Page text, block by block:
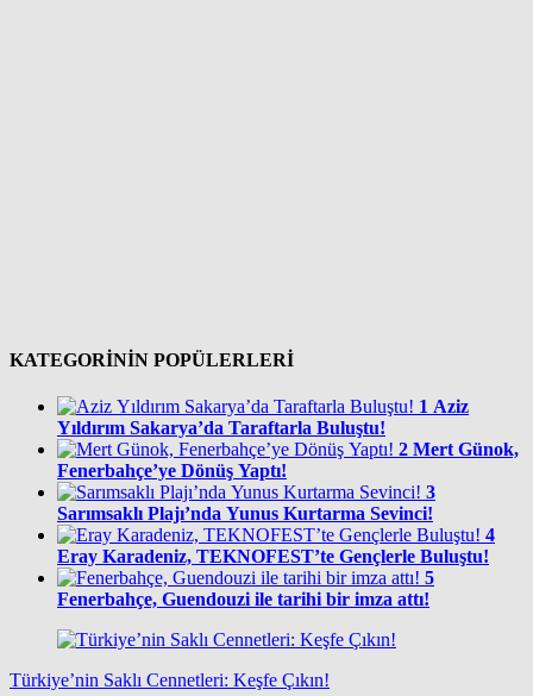
KATEGORİNİN POPÜLERLERİ
1 Aziz
Yıldırım Sakarya’da Taraftarla Buluştu!
2 Mert Günok,
Fenerbahçe’ye Dönüş Yaptı!
3
Sarımsaklı Plajı’nda Yunus Kurtarma Sevinci!
4
Eray Karadeniz, TEKNOFEST’te Gençlerle Buluştu!
5
Fenerbahçe, Guendouzi ile tarihi bir imza attı!
Türkiye’nin Saklı Cennetleri: Keşfe Çıkın!